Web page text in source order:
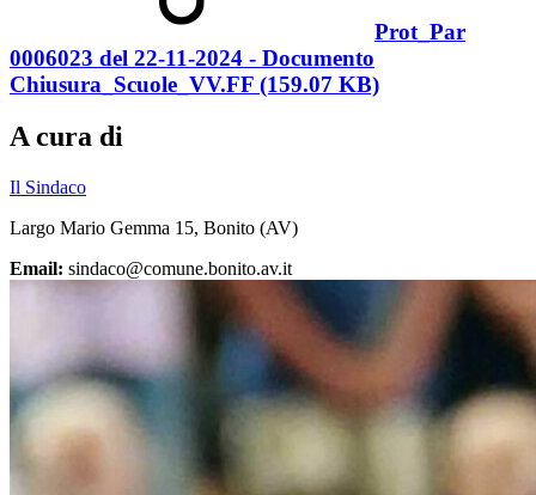
Prot_Par
0006023 del 22-11-2024 - Documento
Chiusura_Scuole_VV.FF (159.07 KB)
A cura di
Il Sindaco
Largo Mario Gemma 15, Bonito (AV)
Email: sindaco@comune.bonito.av.it